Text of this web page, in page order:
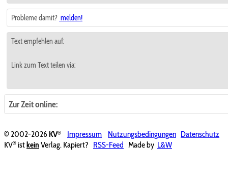
Probleme damit? melden!
Text empfehlen auf:
Link zum Text teilen via:
Zur Zeit online:
© 2002-2026KV® Impressum Nutzungsbedingungen Datenschutz
KV® istkein Verlag. Kapiert? RSS-Feed Made by L&W